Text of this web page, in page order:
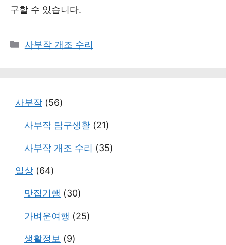
구할 수 있습니다.
카
사부작 개조 수리
사부작 (56)
사부작 탐구생활 (21)
사부작 개조 수리 (35)
일상 (64)
맛집기행 (30)
가벼운여행 (25)
생활정보 (9)